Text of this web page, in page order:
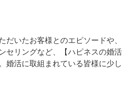
だいたお客様とのエピソードや
セリングなど、【ハピネスの婚
婚活に取組まれている皆様に少